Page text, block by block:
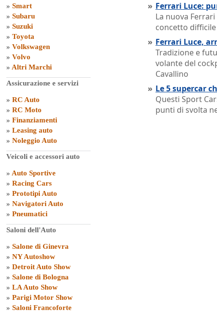
» Smart
» Subaru
» Suzuki
» Toyota
» Volkswagen
» Volvo
» Altri Marchi
Assicurazione e servizi
» RC Auto
» RC Moto
» Finanziamenti
» Leasing auto
» Noleggio Auto
Veicoli e accessori auto
» Auto Sportive
» Racing Cars
» Prototipi Auto
» Navigatori Auto
» Pneumatici
Saloni dell'Auto
» Salone di Ginevra
» NY Autoshow
» Detroit Auto Show
» Salone di Bologna
» LA Auto Show
» Parigi Motor Show
» Saloni Francoforte
» Ferrari Luce:
La nuova
concetto
» Ferrari Luce,
Tradizione e
volante del
Cavallino
» Le 5 supercar
Questi Sport
punti di svolta